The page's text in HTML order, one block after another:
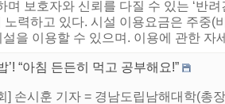
보호자와 신뢰를 다질 수 있는 ‘반려
력하고 있다. 시설 이용요금은 주중(
을 이용할 수 있으며. 이용에 관한 자
“아침 든든히 먹고 공부해요!”
손시훈 기자 = 경남도립남해대학(총